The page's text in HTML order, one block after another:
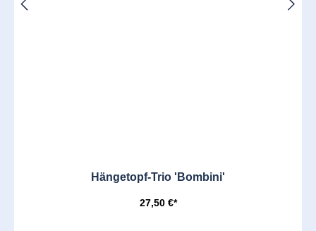
Hängetopf-Trio 'Bombini'
27,50 €*